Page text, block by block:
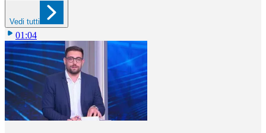
Vedi tutti
01:04